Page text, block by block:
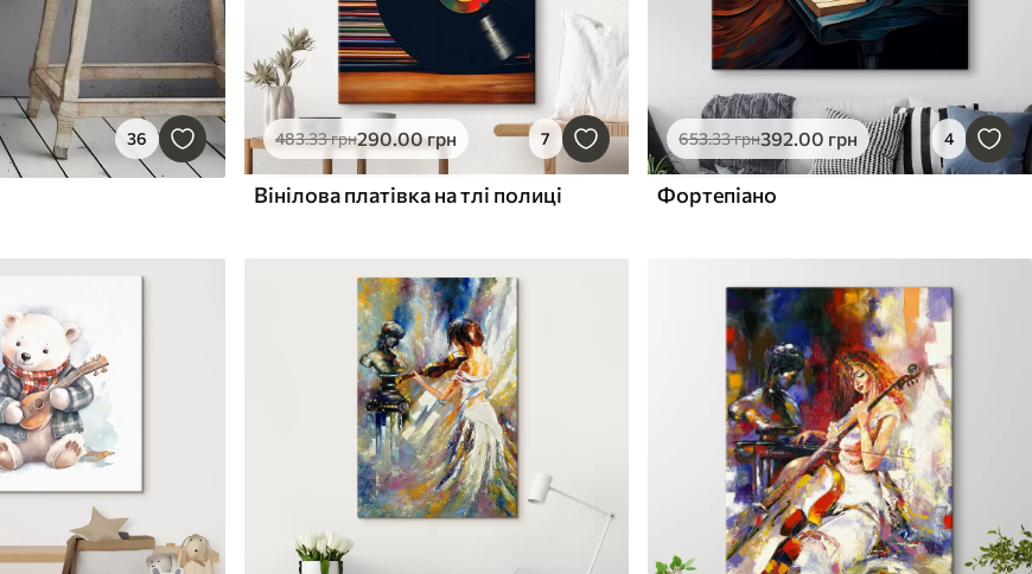
36 483.33грн290.00грн 7
Вінілова платівка на тлі полиці
653.33грн392.00 грн 4
Фортепіано